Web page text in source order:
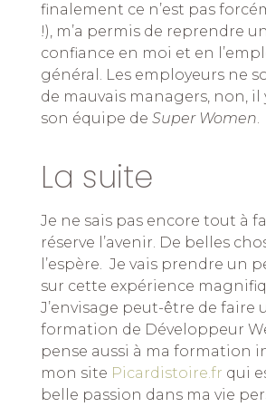
finalement ce n’est pas
!), m’a permis de reprendre
confiance en moi et en
général. Les employeurs ne
de mauvais managers, non, il
son équipe de Super Women.
La suite
Je ne sais pas encore tout à
réserve l’avenir. De belles
l’espère. Je vais prendre un
sur cette expérience
J’envisage peut-être de faire
formation de Développeur
pense aussi à ma formation
mon site Picardistoire.fr qui
belle passion dans ma vie